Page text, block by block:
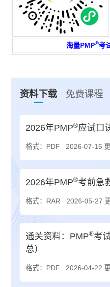
海量PMP®考
资料下载 免费课程
2026年PMP®应试口
格式：PDF 2026-07-16
2026年PMP®考前急
格式：RAR 2026-05-27
通关资料：PMP®考
总）
格式：PDF 2026-04-22